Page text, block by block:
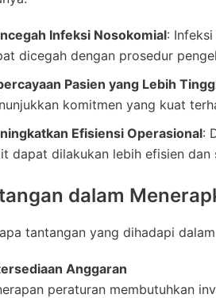
Infeksi Nosokomial:
dicegah dengan prosedur
Pasien yang Lebih
komitmen yang kuat
Efisiensi Operasional:
dapat dilakukan lebih efisien dan
dalam
tantangan yang dihadapi
Anggaran
peraturan membutuhkan